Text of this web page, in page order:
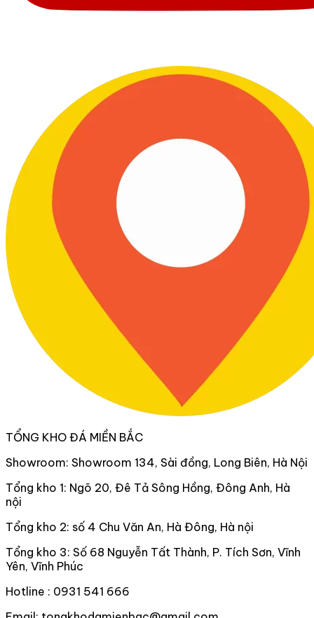
TỔNG KHO ĐÁ MIỀN BẮC
Showroom: Showroom 134, Sài đồng, Long Biên, Hà Nội
Tổng kho 1: Ngõ 20, Đê Tả Sông Hồng, Đông Anh, Hà
nội
Tổng kho 2: số 4 Chu Văn An, Hà Đông, Hà nội
Tổng kho 3: Số 68 Nguyễn Tất Thành, P. Tích Sơn, Vĩnh
Yên, Vĩnh Phúc
Hotline : 0931 541 666